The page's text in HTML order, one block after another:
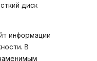
диск
информации
В